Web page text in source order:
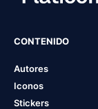
CONTENIDO
Autores
Iconos
Stickers